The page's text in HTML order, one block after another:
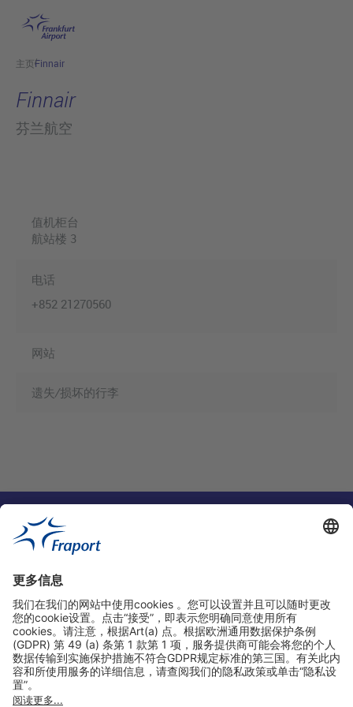
跳转至主页
主页Finnair
Finnair
芬兰航空
值机柜台
航站楼 3
电话
+852 21270560
网站
遗失/损坏的行李
实用链接
购物&线上预定
关于我们